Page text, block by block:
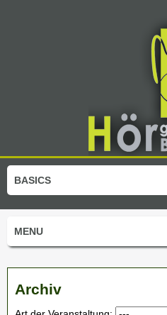
BASICS
MENU
Archiv